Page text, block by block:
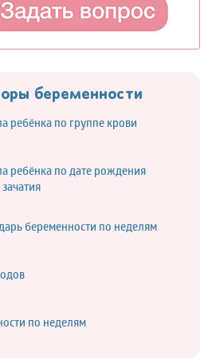
беременности
ребёнка по группе крови
ребёнка по дате рождения
беременности по неделям
по неделям